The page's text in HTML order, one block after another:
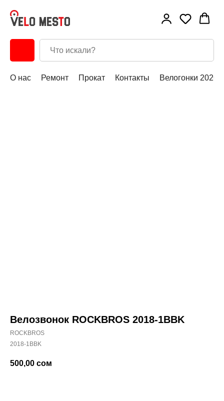
О нас Ремонт Прокат Контакты Велогонки 2026
Велозвонок ROCKBROS 2018-1BBK
ROCKBROS
2018-1BBK
500,00 сом